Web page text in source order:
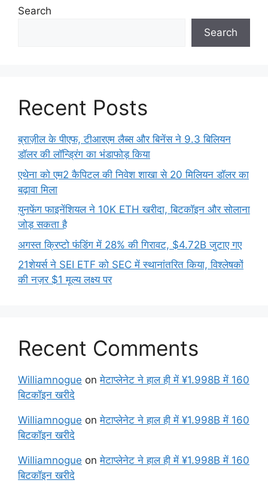
Search
Search
Recent Posts
ब्राज़ील के पीएफ, टीआरएम लैब्स और बिनेंस ने 9.3 बिलियन
डॉलर की लॉन्ड्रिंग का भंडाफोड़ किया
एथेना को एम2 कैपिटल की निवेश शाखा से 20 मिलियन डॉलर का
बढ़ावा मिला
युनफेंग फाइनेंशियल ने 10K ETH खरीदा, बिटकॉइन और सोलाना
जोड़ सकता है
अगस्त क्रिप्टो फंडिंग में 28% की गिरावट, $4.72B जुटाए गए
21शेयर्स ने SEI ETF को SEC में स्थानांतरित किया, विश्लेषकों
की नज़र $1 मूल्य लक्ष्य पर
Recent Comments
Williamnogue onमेटाप्लेनेट ने हाल ही में ¥1.998B में 160
बिटकॉइन खरीदे
Williamnogue onमेटाप्लेनेट ने हाल ही में ¥1.998B में 160
बिटकॉइन खरीदे
Williamnogue onमेटाप्लेनेट ने हाल ही में ¥1.998B में 160
बिटकॉइन खरीदे